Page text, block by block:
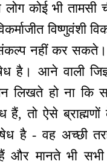
कोई भी तामसी
विष्णुवंशी
नहीं कर सकते।
है। आने वाली
लिखते हो ना कि
हैं, तो ऐसे
है - वह अच्छी
और मानते भी